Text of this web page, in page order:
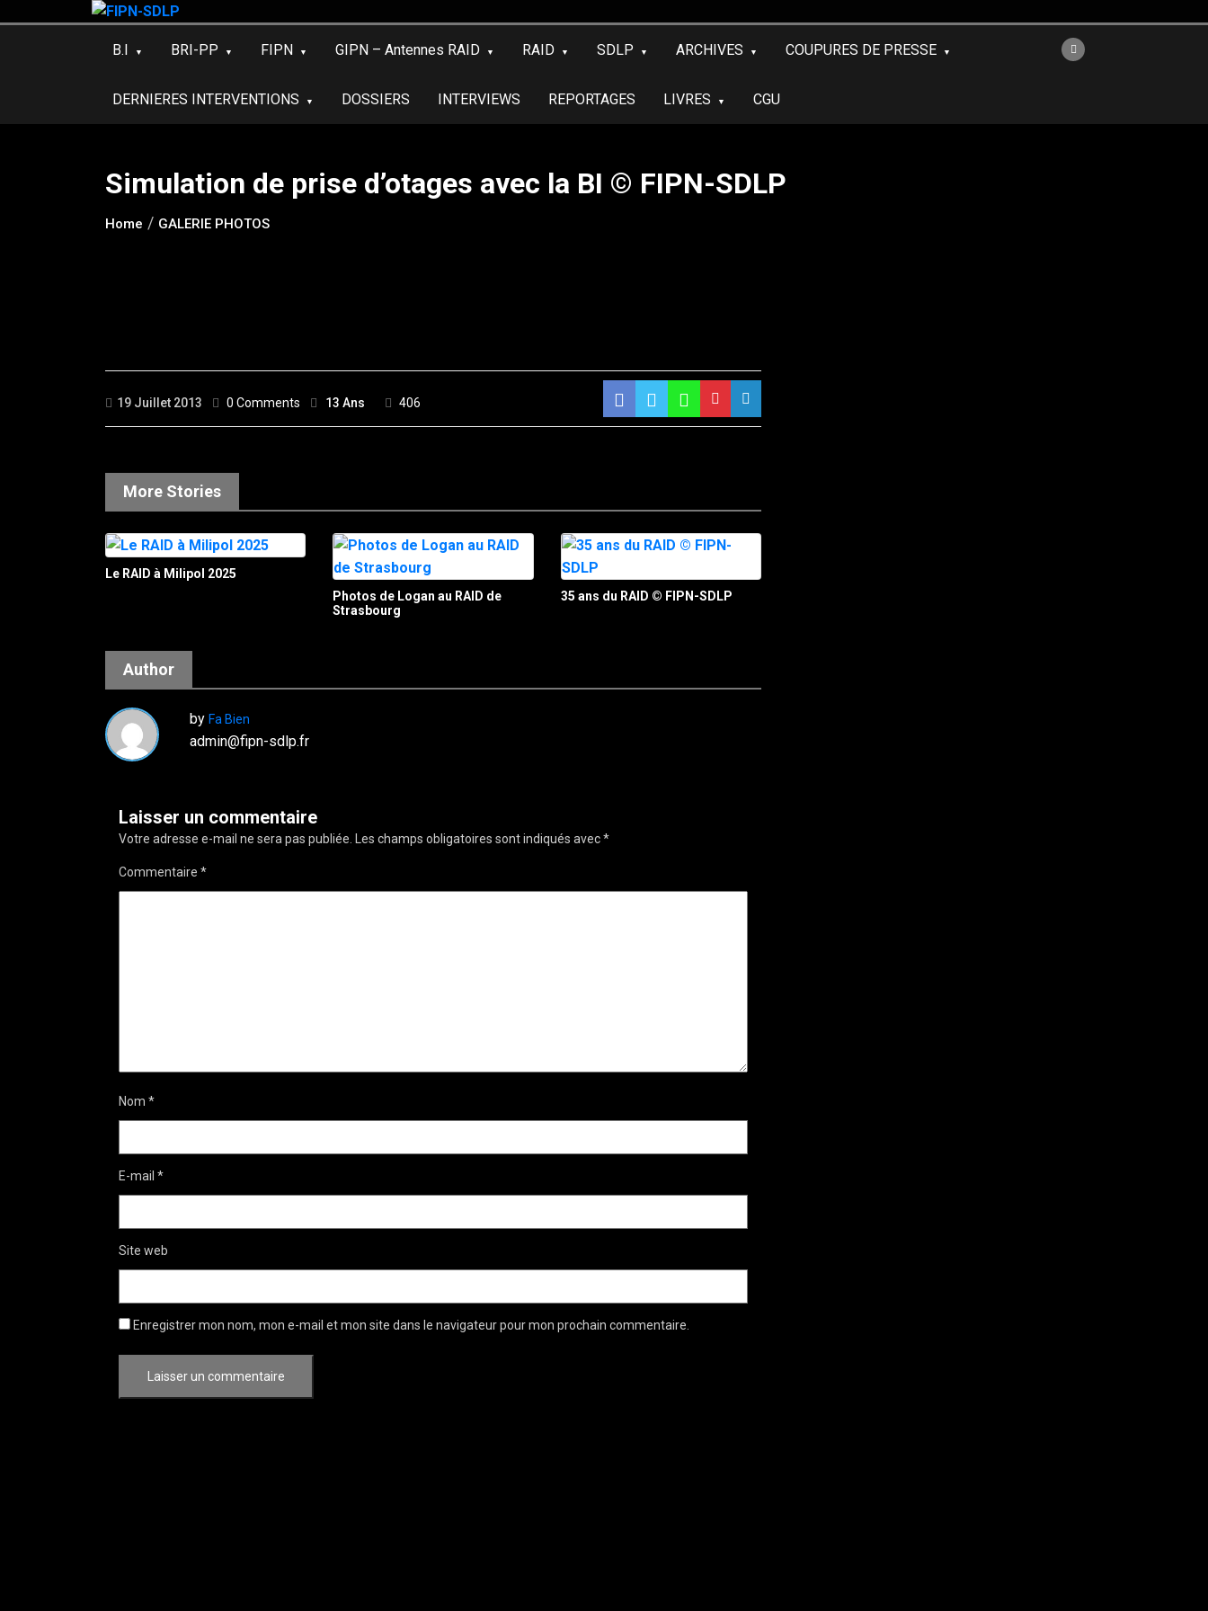
B.I BRI-PP FIPN GIPN – Antennes RAID RAID SDLP ARCHIVES COUPURES DE PRESSE
DERNIERES INTERVENTIONS DOSSIERS INTERVIEWS REPORTAGES LIVRES CGU
Simulation de prise d’otages avec la BI © FIPN-SDLP
Home GALERIE PHOTOS
19 Juillet 2013 0 Comments 13 Ans 406
More Stories
Le RAID à Milipol 2025
Photos de Logan au RAID de
Strasbourg
35 ans du RAID © FIPN-SDLP
Author
by Fa Bien
admin@fipn-sdlp.fr
Laisser un commentaire
Votre adresse e-mail ne sera pas publiée. Les champs obligatoires sont indiqués avec*
Commentaire *
Nom *
E-mail *
Site web
Enregistrer mon nom, mon e-mail et mon site dans le navigateur pour mon prochain commentaire.